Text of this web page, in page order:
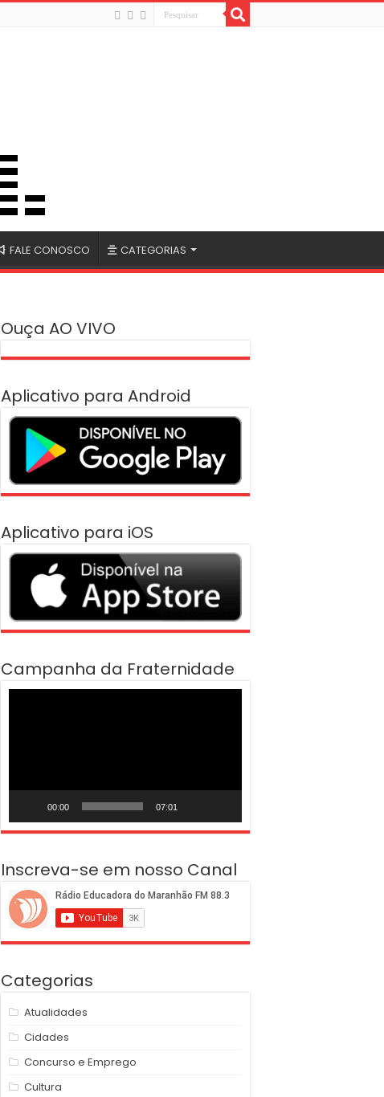
FALE CONOSCO CATEGORIAS
Ouça AO VIVO
Aplicativo para Android
Aplicativo para iOS
Campanha da Fraternidade
00:00 07:01
Inscreva-se em nosso Canal
Categorias
Atualidades
Cidades
Concurso e Emprego
Cultura